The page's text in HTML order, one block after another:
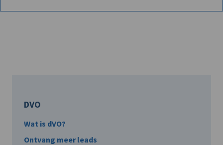
DVO
Wat is dVO?
Ontvang meer leads